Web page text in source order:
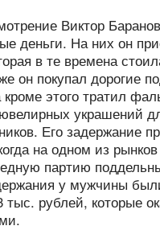
Виктор
деньги. На них он
в те времена
он покупал дорогие
этого тратил
украшений
Его задержание
на одном из
партию
у мужчины
тыс. рублей, которые